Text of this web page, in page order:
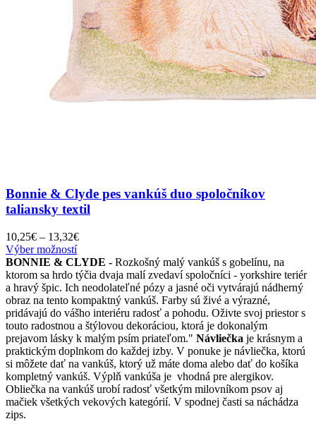
Bonnie & Clyde pes vankúš duo spoločníkov
taliansky textil
10,25€ – 13,32€Price
10,25€
through
13,32€
Výber možnostíTento
produkt
má
viacero
variantov.
Možnosti
si
môžete
vybrať
na
stránke
produktu.
BONNIE & CLYDE - Rozkošný malý vankúš s gobelínu, na
ktorom sa hrdo týčia dvaja malí zvedaví spoločníci - yorkshire teriér
a hravý špic. Ich neodolateľné pózy a jasné oči vytvárajú nádherný
obraz na tento kompaktný vankúš. Farby sú živé a výrazné,
pridávajú do vášho interiéru radosť a pohodu. Oživte svoj priestor s
touto radostnou a štýlovou dekoráciou, ktorá je dokonalým
prejavom lásky k malým psím priateľom." Návliečka je krásnym a
praktickým doplnkom do každej izby. V ponuke je návliečka, ktorú
si môžete dať na vankúš, ktorý už máte doma alebo dať do košíka
kompletný vankúš. Výplň vankúša je vhodná pre alergikov.
Obliečka na vankúš urobí radosť všetkým milovníkom psov aj
mačiek všetkých vekových kategórií. V spodnej časti sa náchádza
zips.